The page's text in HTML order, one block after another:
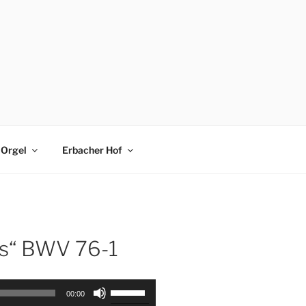
Orgel Erbacher Hof
BWV 76-1
00:00